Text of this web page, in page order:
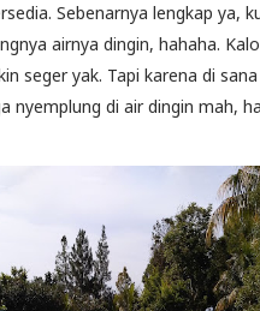
Sebenarnya lengkap ya,
airnya dingin, hahaha.
seger yak. Tapi karena di
nyemplung di air dingin mah,